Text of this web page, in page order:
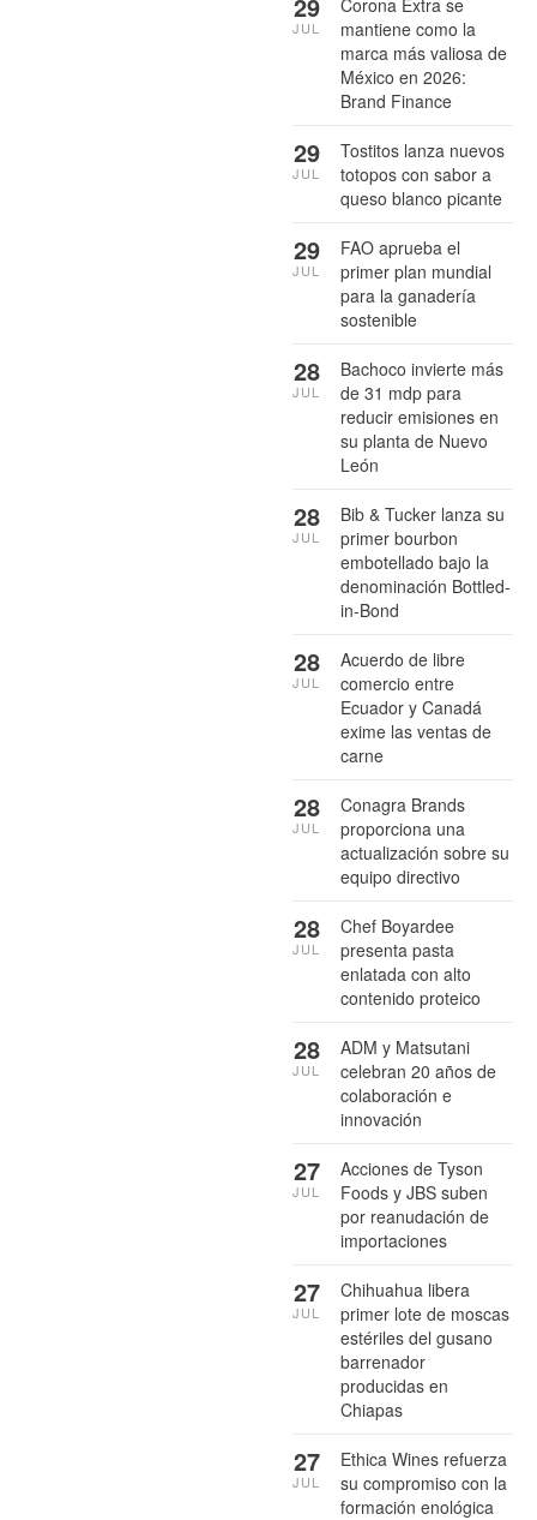
mantiene como la
marca más valiosa de
México en 2026:
Brand Finance
JUL
Tostitos lanza nuevos
totopos con sabor a
queso blanco picante
29
JUL
FAO aprueba el
primer plan mundial
para la ganadería
sostenible
29
JUL
Bachoco invierte más
de 31 mdp para
reducir emisiones en
su planta de Nuevo
León
28
JUL
Bib & Tucker lanza su
primer bourbon
embotellado bajo la
denominación Bottled-
in-Bond
28
JUL
Acuerdo de libre
comercio entre
Ecuador y Canadá
exime las ventas de
carne
28
JUL
Conagra Brands
proporciona una
actualización sobre su
equipo directivo
28
JUL
Chef Boyardee
presenta pasta
enlatada con alto
contenido proteico
28
JUL
ADM y Matsutani
celebran 20 años de
colaboración e
innovación
28
JUL
Acciones de Tyson
Foods y JBS suben
por reanudación de
importaciones
27
JUL
Chihuahua libera
primer lote de moscas
estériles del gusano
barrenador
producidas en
Chiapas
27
JUL
Ethica Wines refuerza
su compromiso con la
formación enológica
27
JUL